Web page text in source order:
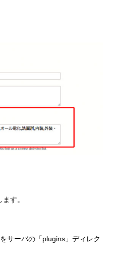
ます。
サーバの「plugins」ディレク